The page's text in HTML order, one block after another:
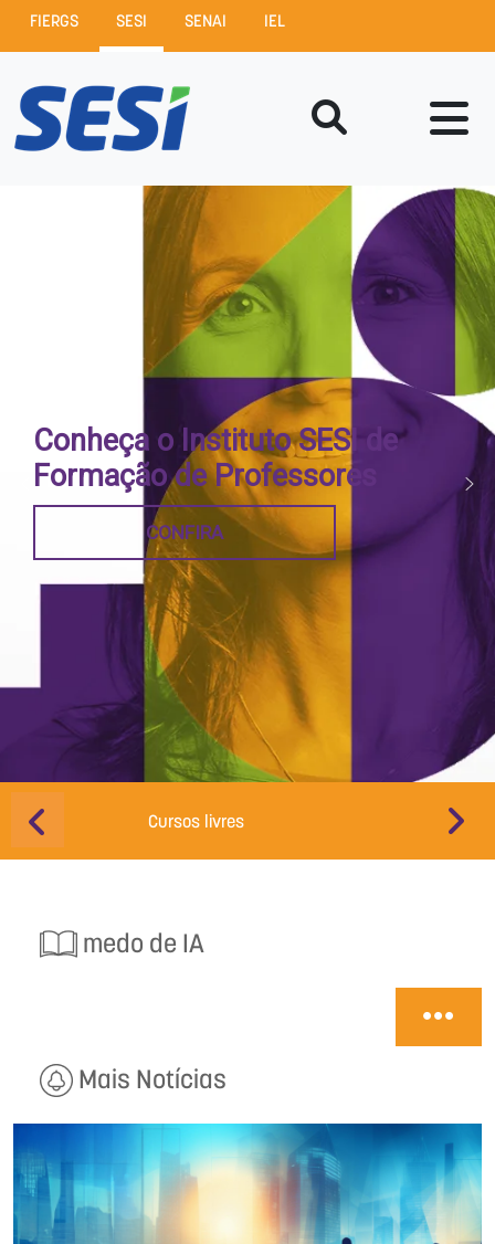
FIERGS SESI SENAI IEL
Conheça o Instituto SESI de
Formação de Professores
CONFIRA
Cursos livres Educação
medo de IA
Mais Notícias